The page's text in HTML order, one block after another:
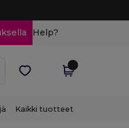
Help?
Kaikki tuotteet